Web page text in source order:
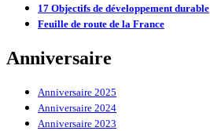
17 Objectifs de développement durable
Feuille de route de la France
Anniversaire
Anniversaire 2025
Anniversaire 2024
Anniversaire 2023